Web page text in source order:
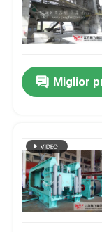
Miglior